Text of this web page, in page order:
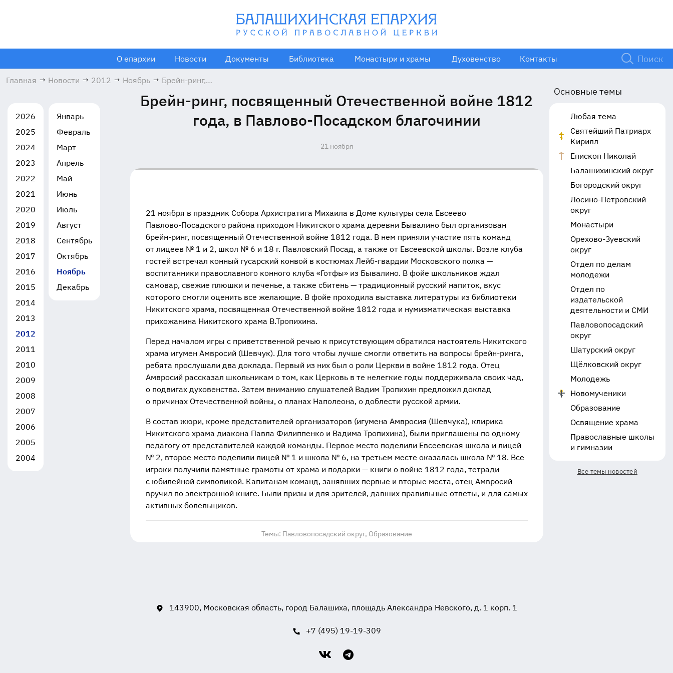
О епархии Новости Документы Библиотека Монастыри и храмы Духовенство Контакты
Главная → Новости → 2012 → Ноябрь → Брейн-ринг,
Отечественной
войне 1812 года,
в Павлово-
2026
2025
2024
2023
2022
2021
2020
2019
2018
2017
2016
2015
2014
2013
2012
2011
2010
2009
2008
2007
2006
2005
2004
Январь
Февраль
Март
Апрель
Май
Июнь
Июль
Август
Сентябрь
Октябрь
Ноябрь
Декабрь
Брейн-ринг, посвященный Отечественной войне 1812
года, в Павлово-Посадском благочинии
21 ноября
21 ноября в праздник Собора Архистратига Михаила в Доме культуры села Евсеево
Павлово-Посадскогорайона приходом Никитского храма деревни Бывалино был организован
брейн-ринг, посвященный Отечественной войне 1812 года. В нем приняли участие пять команд
от лицеев № 1 и 2, школ № 6 и 18 г. Павловский Посад, а также от Евсеевской школы. Возле клуба
гостей встречал конный гусарский конвой в костюмах Лейб-гвардии Московского полка —
воспитанники православного конного клуба «Готфы» из Бывалино. В фойе школьников ждал
самовар, свежие плюшки и печенье, а также сбитень — традиционный русский напиток, вкус
которого смогли оценить все желающие. В фойе проходила выставка литературы из библиотеки
Никитского храма, посвященная Отечественной войне 1812 года и нумизматическая выставка
прихожанина Никитского храма В.Тропихина.
Перед началом игры с приветственной речью к присутствующим обратился настоятель Никитского
храма игумен Амвросий (Шевчук). Для того чтобы лучше смогли ответить на вопросы брейн-ринга,
ребята прослушали два доклада. Первый из них был о роли Церкви в войне 1812 года. Отец
Амвросий рассказал школьникам о том, как Церковь в те нелегкие годы поддерживала своих чад,
о подвигах духовенства. Затем вниманию слушателей Вадим Тропихин предложил доклад
о причинах Отечественной войны, о планах Наполеона, о доблести русской армии.
В состав жюри, кроме представителей организаторов (игумена Амвросия (Шевчука), клирика
Никитского храма диакона Павла Филиппенко и Вадима Тропихина), были приглашены по одному
педагогу от представителей каждой команды. Первое место поделили Евсеевская школа и лицей
№ 2, второе место поделили лицей № 1 и школа № 6, на третьем месте оказалась школа № 18. Все
игроки получили памятные грамоты от храма и подарки — книги о войне 1812 года, тетради
с юбилейной символикой. Капитанам команд, занявших первые и вторые места, отец Амвросий
вручил по электронной книге. Были призы и для зрителей, давших правильные ответы, и для самых
активных болельщиков.
Темы: Павловопосадский округ, Образование
Основные темы
Любая тема
Святейший Патриарх
Кирилл
Епископ Николай
Балашихинский округ
Богородский округ
Лосино-Петровский
округ
Монастыри
Орехово-Зуевский
округ
Отдел по делам
молодежи
Отдел по
издательской
деятельности и СМИ
Павловопосадский
округ
Шатурский округ
Щёлковский округ
Молодежь
Новомученики
Образование
Освящение храма
Православные школы
и гимназии
Все темы новостей
143900, Московская область, город Балашиха, площадь Александра Невского, д. 1 корп. 1
+7 (495) 19-19-309